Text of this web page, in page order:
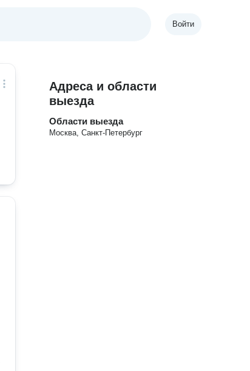
Войти
Адреса и области
выезда
Области выезда
Москва, Санкт-Петербург